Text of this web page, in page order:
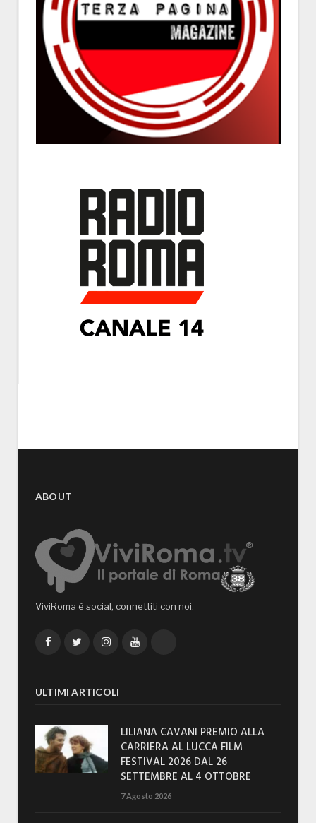
ABOUT
ViviRoma è social, connettiti con noi:
FacebookTwitterInstagramYouTube
ULTIMI ARTICOLI
LILIANA CAVANI PREMIO ALLA
CARRIERA AL LUCCA FILM
FESTIVAL 2026 DAL 26
SETTEMBRE AL 4 OTTOBRE
7 Agosto 2026